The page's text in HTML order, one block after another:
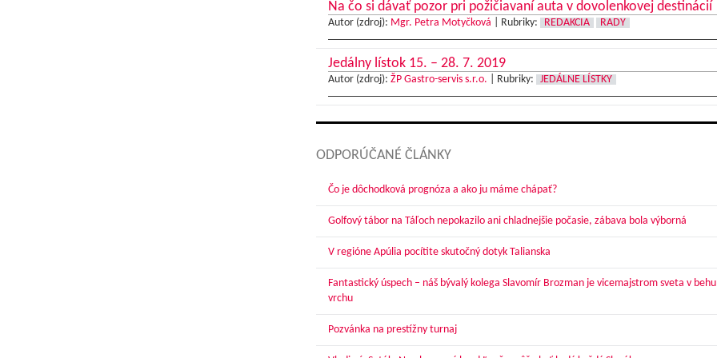
Na čo si dávať pozor pri požičiavaní auta v dovolenkovej destinácií
Autor (zdroj): Mgr. Petra Motyčková Rubriky: REDAKCIA RADY
Jedálny lístok 15. – 28. 7. 2019
Autor (zdroj): ŽP Gastro-servis s.r.o. Rubriky: JEDÁLNE LÍSTKY
ODPORÚČANÉ ČLÁNKY
Čo je dôchodková prognóza a ako ju máme chápať?
Golfový tábor na Táľoch nepokazilo ani chladnejšie počasie, zábava bola výborná
V regióne Apúlia pocítite skutočný dotyk Talianska
Fantastický úspech – náš bývalý kolega Slavomír Brozman je vicemajstrom sveta v
vrchu
Pozvánka na prestížny turnaj